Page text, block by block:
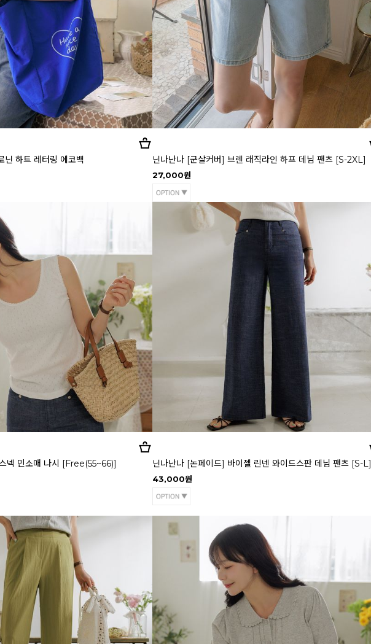
하트 레터링 에코백 닌나난나 [군살커버] 브렌 래직라인 하프 데님 팬츠 [S-2XL]
27,000원
넥 민소매 나시 [Free(55~66)] 닌나난나 [논페이드] 바이젤 린넨 와이드스판 데님 팬츠 [S-L]
43,000원